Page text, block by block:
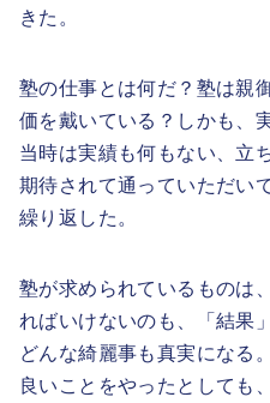
きた。
塾の仕事とは何だ？塾は親
価を戴いている？しかも、
当時は実績も何もない、立
期待されて通っていただい
繰り返した。
塾が求められているものは
ればいけないのも、「結果
どんな綺麗事も真実になる
良いことをやったとしても